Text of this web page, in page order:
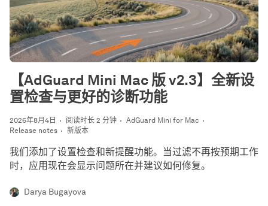
2026年8月4日 阅读时长 2 分钟
AdGuard Mini for Mac
Release notes
新版本
【AdGuard Mini Mac 版 v2.3】全新设
置检查与更好的诊断功能
我们添加了设置检查和新提醒功能。当过滤不再按预期工作
时，应用现在会显示问题所在并建议如何修复。
Darya Bugayova